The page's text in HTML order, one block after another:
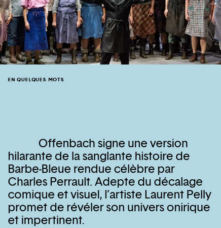
EN QUELQUES MOTS
Offenbach signe une version
hilarante de la sanglante histoire de
Barbe-Bleue rendue célèbre par
Charles Perrault. Adepte du décalage
comique et visuel, l’artiste Laurent Pelly
promet de révéler son univers onirique
et impertinent.